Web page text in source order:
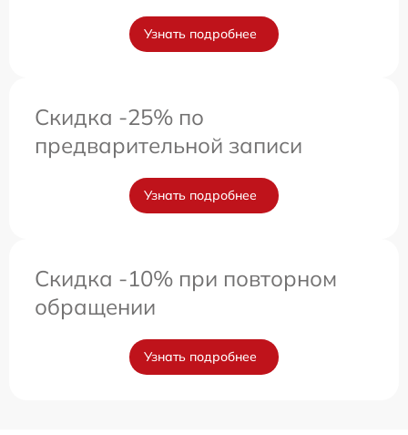
Узнать подробнее
Скидка -25% по
предварительной записи
Узнать подробнее
Скидка -10% при повторном
обращении
Узнать подробнее